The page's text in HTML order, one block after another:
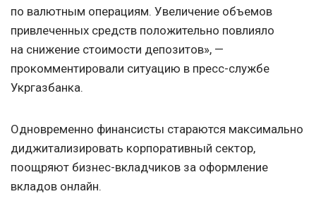
по валютным операциям. Увеличение объемов
привлеченных средств положительно повлияло
на снижение стоимости депозитов», —
прокомментировали ситуацию в пресс-службе
Укргазбанка.
Одновременно финансисты стараются максимально
диджитализировать корпоративный сектор,
поощряют бизнес-вкладчиков за оформление
вкладов онлайн.